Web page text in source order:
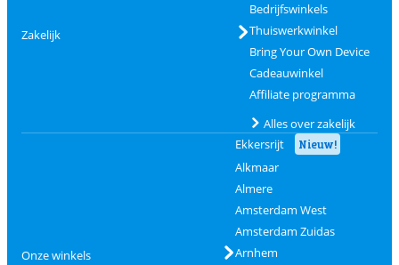
Zakelijk
Bedrijfswinkels
Thuiswerkwinkel
Bring Your Own Device
Cadeauwinkel
Affiliate programma
Alles over zakelijk
Onze winkels
Ekkersrijt Nieuw!
Alkmaar
Almere
Amsterdam West
Amsterdam Zuidas
Arnhem